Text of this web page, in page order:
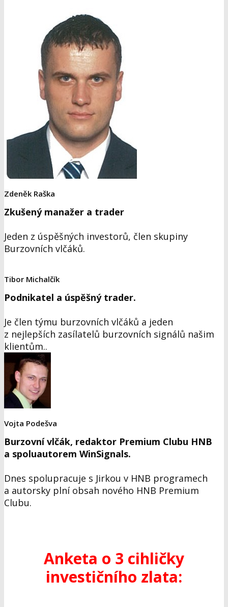
Zdeněk Raška
Zkušený manažer a trader
Jeden z úspěšných investorů, člen skupiny
Burzovních vlčáků.
Tibor Michalčík
Podnikatel a úspěšný trader.
Je člen týmu burzovních vlčáků a jeden
z nejlepších zasílatelů burzovních signálů našim
klientům..
Vojta Podešva
Burzovní vlčák, redaktor Premium Clubu HNB
a spoluautorem WinSignals.
Dnes spolupracuje s Jirkou v HNB programech
a autorsky plní obsah nového HNB Premium
Clubu.
Anketa o 3 cihličky
investičního zlata: